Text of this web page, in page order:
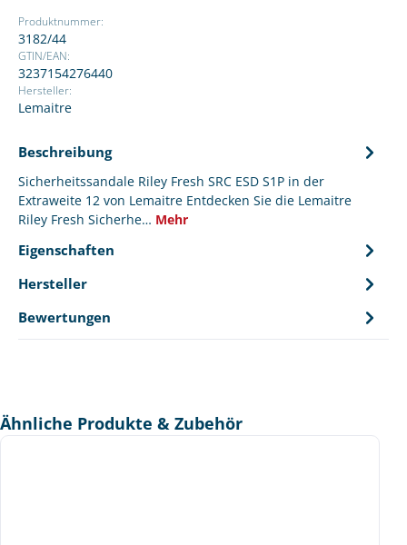
Produktnummer:
3182/44
GTIN/EAN:
3237154276440
Hersteller:
Lemaitre
Beschreibung
Sicherheitssandale Riley Fresh SRC ESD S1P in der
Extraweite 12 von Lemaitre Entdecken Sie die Lemaitre
Riley Fresh Sicherhe… Mehr
Eigenschaften
Hersteller
Bewertungen
Produktgalerie überspringen
Ähnliche Produkte & Zubehör